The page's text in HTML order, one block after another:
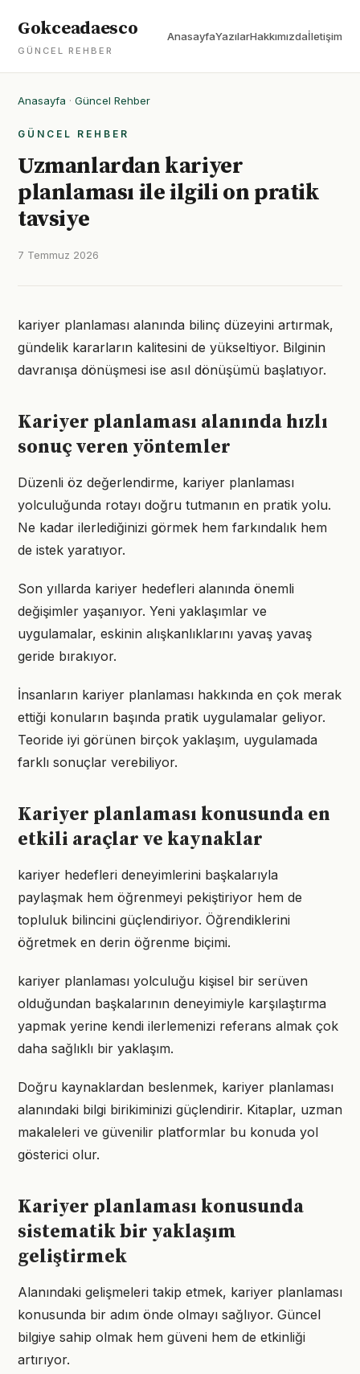
Gokceadaesco
GÜNCEL REHBER
AnasayfaYazılarHakkımızdaİletişim
Anasayfa · Güncel Rehber
GÜNCEL REHBER
Uzmanlardan kariyer
planlaması ile ilgili on pratik
tavsiye
7 Temmuz 2026
kariyer planlaması alanında bilinç düzeyini artırmak,
gündelik kararların kalitesini de yükseltiyor. Bilginin
davranışa dönüşmesi ise asıl dönüşümü başlatıyor.
Kariyer planlaması alanında hızlı
sonuç veren yöntemler
Düzenli öz değerlendirme, kariyer planlaması
yolculuğunda rotayı doğru tutmanın en pratik yolu.
Ne kadar ilerlediğinizi görmek hem farkındalık hem
de istek yaratıyor.
Son yıllarda kariyer hedefleri alanında önemli
değişimler yaşanıyor. Yeni yaklaşımlar ve
uygulamalar, eskinin alışkanlıklarını yavaş yavaş
geride bırakıyor.
İnsanların kariyer planlaması hakkında en çok merak
ettiği konuların başında pratik uygulamalar geliyor.
Teoride iyi görünen birçok yaklaşım, uygulamada
farklı sonuçlar verebiliyor.
Kariyer planlaması konusunda en
etkili araçlar ve kaynaklar
kariyer hedefleri deneyimlerini başkalarıyla
paylaşmak hem öğrenmeyi pekiştiriyor hem de
topluluk bilincini güçlendiriyor. Öğrendiklerini
öğretmek en derin öğrenme biçimi.
kariyer planlaması yolculuğu kişisel bir serüven
olduğundan başkalarının deneyimiyle karşılaştırma
yapmak yerine kendi ilerlemenizi referans almak çok
daha sağlıklı bir yaklaşım.
Doğru kaynaklardan beslenmek, kariyer planlaması
alanındaki bilgi birikiminizi güçlendirir. Kitaplar, uzman
makaleleri ve güvenilir platformlar bu konuda yol
gösterici olur.
Kariyer planlaması konusunda
sistematik bir yaklaşım
geliştirmek
Alanındaki gelişmeleri takip etmek, kariyer planlaması
konusunda bir adım önde olmayı sağlıyor. Güncel
bilgiye sahip olmak hem güveni hem de etkinliği
artırıyor.